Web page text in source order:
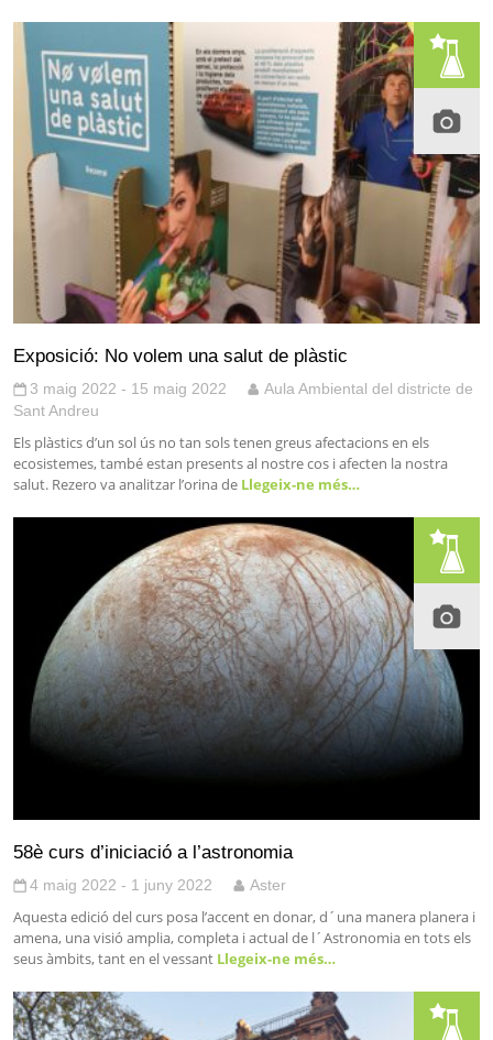
Exposició: No volem una salut de plàstic
3 maig 2022 - 15 maig 2022
Aula Ambiental del districte de
Sant Andreu
Els plàstics d’un sol ús no tan sols tenen greus afectacions en els
ecosistemes, també estan presents al nostre cos i afecten la nostra
salut. Rezero va analitzar l’orina de Llegeix-ne més…
58è curs d’iniciació a l’astronomia
4 maig 2022 - 1 juny 2022 Aster
Aquesta edició del curs posa l’accent en donar, d´una manera planera i
amena, una visió amplia, completa i actual de l´Astronomia en tots els
seus àmbits, tant en el vessant Llegeix-ne més…